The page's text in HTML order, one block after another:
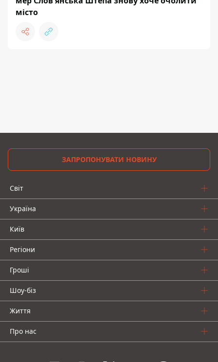
місто
ЗАПРОПОНУВАТИ НОВИНУ
Світ
Україна
Київ
Регіони
Гроші
Шоу-біз
Життя
Про нас